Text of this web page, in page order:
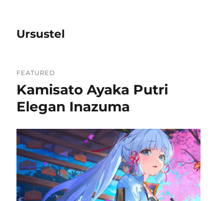
Ursustel
FEATURED
Kamisato Ayaka Putri
Elegan Inazuma